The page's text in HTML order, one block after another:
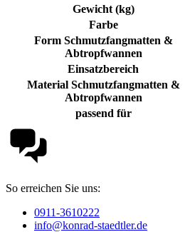
Gewicht (kg)
Farbe
Form Schmutzfangmatten &
Abtropfwannen
Einsatzbereich
Material Schmutzfangmatten &
Abtropfwannen
passend für
So erreichen Sie uns:
0911-3610222
info@konrad-staedtler.de